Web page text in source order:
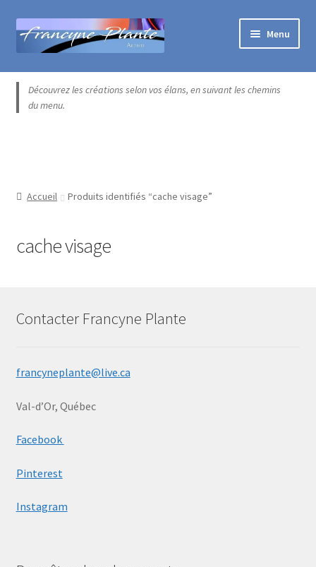
Aller
navigation
Aller
au
Menu
Accueil
Blogue
Mon compte
Panier
Peinture
Peinture Encaustique
Découvrez les créations selon vos élans, en suivant les chemins
du menu.
Accueil Produits identifiés “cache visage”
cache visage
Contacter Francyne Plante
francyneplante@live.ca
Val-d’Or, Québec
Facebook
Pinterest
Instagram